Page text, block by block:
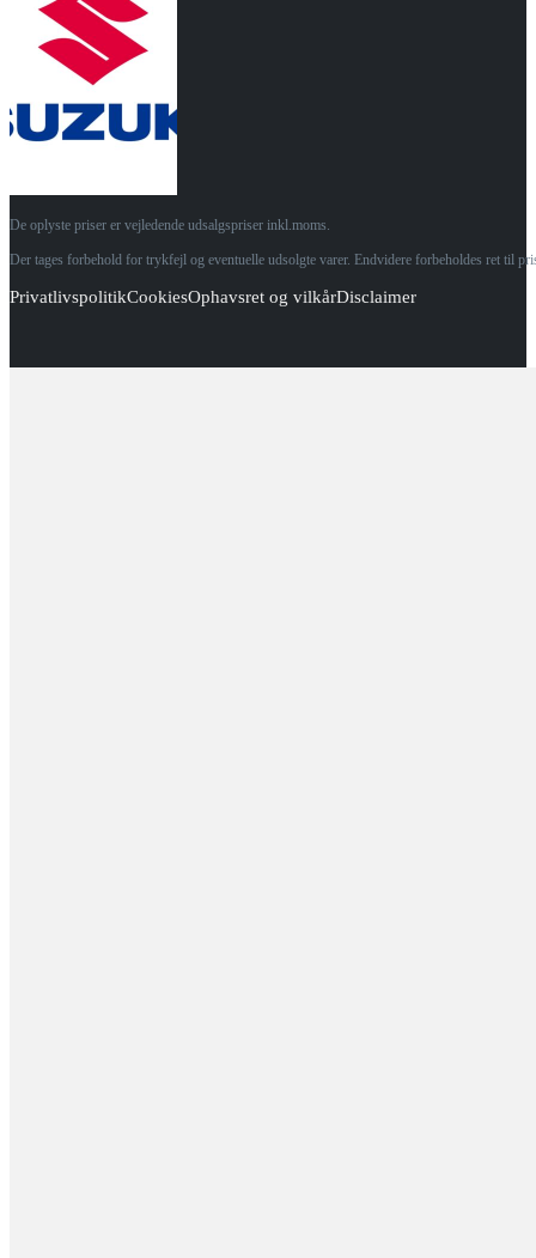
De oplyste priser er vejledende udsalgspriser inkl.moms.
Der tages forbehold for trykfejl og eventuelle udsolgte varer. Endvidere forbeholdes ret til
PrivatlivspolitikCookiesOphavsret og vilkårDisclaimer